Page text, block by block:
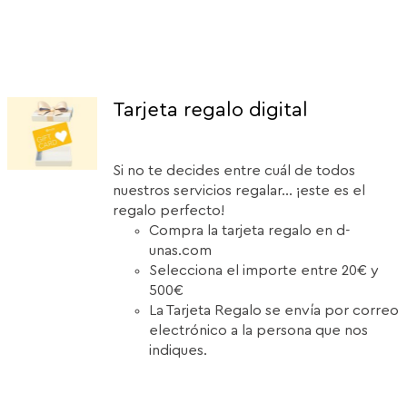
Tarjeta regalo digital
Si no te decides entre cuál de todos
nuestros servicios regalar... ¡este es el
regalo perfecto!
Compra la tarjeta regalo en d-
unas.com
Selecciona el importe entre 20€ y
500€
La Tarjeta Regalo se envía por correo
electrónico a la persona que nos
indiques.